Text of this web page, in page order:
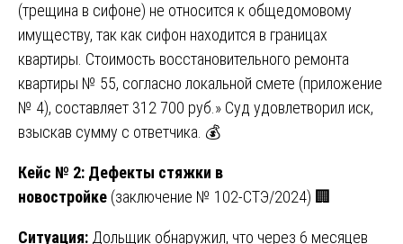
(трещина в сифоне) не относится к общедомовому
имуществу, так как сифон находится в границах
квартиры. Стоимость восстановительного ремонта
квартиры № 55, согласно локальной смете (приложение
№ 4), составляет 312 700 руб.» Суд удовлетворил иск,
взыскав сумму с ответчика. 💰
Кейс № 2: Дефекты стяжки в
новостройке (заключение № 102-СТЭ/2024) 🏢
Ситуация: Дольщик обнаружил, что через 6 месяцев